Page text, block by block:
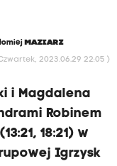
MAZIARZ
2023.06.29 22:05 )
i Magdalena
Robinem
18:21) w
Igrzysk